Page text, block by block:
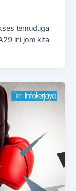
temuduga
ini jom kita